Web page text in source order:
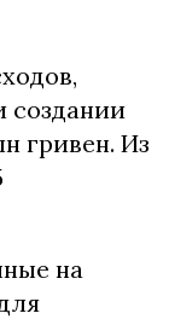
создании
гривен. Из
на